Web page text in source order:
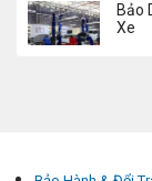
Bảo
Xe